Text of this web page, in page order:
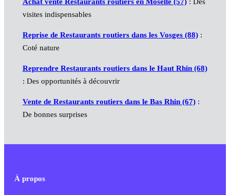
visites indispensables
Reprise de Restaurants routiers dans les Vosges (88):
Coté nature
Reprendre Restaurants routiers dans le Haut Rhin (68)
: Des opportunités à découvrir
Vente de Restaurants routiers dans le Bas Rhin (67):
De bonnes surprises
À propos